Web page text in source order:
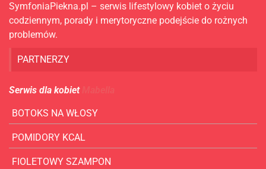
SymfoniaPiekna.pl – serwis lifestylowy kobiet o życiu
codziennym, porady i merytoryczne podejście do rożnych
problemów.
PARTNERZY
Serwis dla kobiet
BOTOKS NA WŁOSY
POMIDORY KCAL
FIOLETOWY SZAMPON